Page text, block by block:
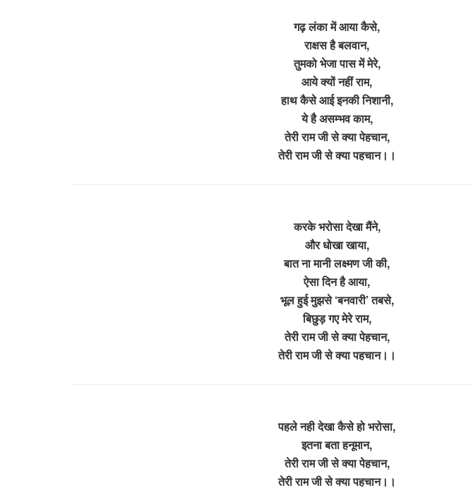
गढ़ लंका में आया कैसे,
राक्षस है बलवान,
तुमको भेजा पास में मेरे,
आये क्यों नहीं राम,
हाथ कैसे आई इनकी निशानी,
ये है असम्भव काम,
तेरी राम जी से क्या पेहचान,
तेरी राम जी से क्या पहचान।।
करके भरोसा देखा मैंने,
और धोखा खाया,
बात ना मानी लक्ष्मण जी की,
ऐसा दिन है आया,
भूल हुई मुझसे ‘बनवारी’ तबसे,
बिछुड़ गए मेरे राम,
तेरी राम जी से क्या पेहचान,
तेरी राम जी से क्या पहचान।।
पहले नही देखा कैसे हो भरोसा,
इतना बता हनूमान,
तेरी राम जी से क्या पेहचान,
तेरी राम जी से क्या पहचान।।